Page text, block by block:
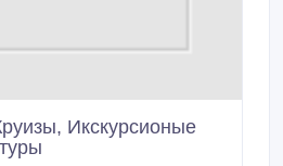
Икскурсионые